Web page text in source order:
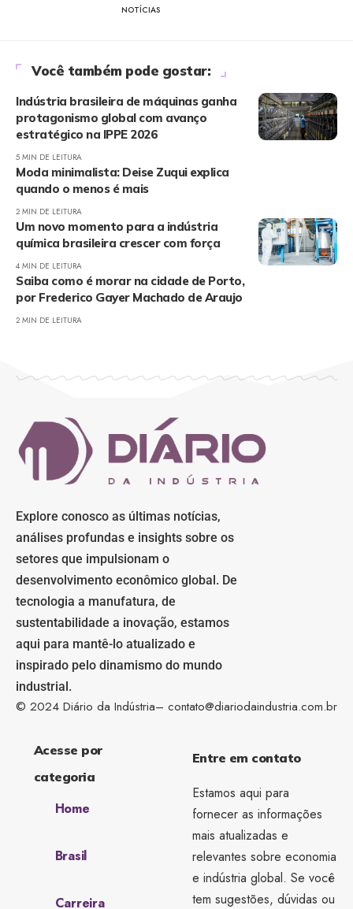
NOTÍCIAS
Você também pode gostar:
Indústria brasileira de máquinas ganha
protagonismo global com avanço
estratégico na IPPE 2026
5 MIN DE LEITURA
Moda minimalista: Deise Zuqui explica
quando o menos é mais
2 MIN DE LEITURA
Um novo momento para a indústria
química brasileira crescer com força
4 MIN DE LEITURA
Saiba como é morar na cidade de Porto,
por Frederico Gayer Machado de Araujo
2 MIN DE LEITURA
Explore conosco as últimas notícias,
análises profundas e insights sobre os
setores que impulsionam o
desenvolvimento econômico global. De
tecnologia a manufatura, de
sustentabilidade a inovação, estamos
aqui para mantê-lo atualizado e
inspirado pelo dinamismo do mundo
industrial.
© 2024 Diário da Indústria– contato@diariodaindustria.com.br
Acesse por
categoria
Home
Brasil
Carreira
Entre em contato
Estamos aqui para
fornecer as informações
mais atualizadas e
relevantes sobre economia
e indústria global. Se você
tem sugestões, dúvidas ou